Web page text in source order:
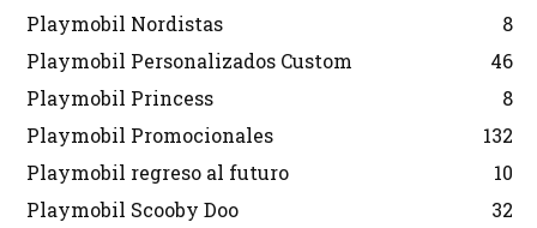
Playmobil Nordistas
8
Playmobil Personalizados Custom
46
Playmobil Princess
8
Playmobil Promocionales
132
Playmobil regreso al futuro
10
Playmobil Scooby Doo
32